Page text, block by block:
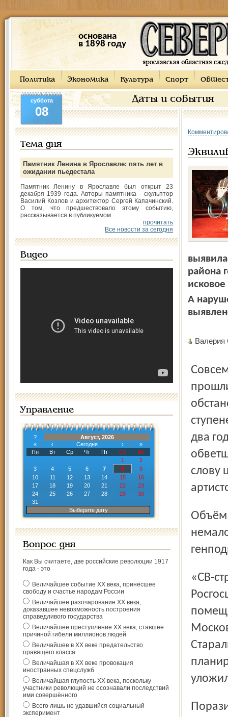
основана
в 1898 году
Политика Экономика Культура Спорт
Даты и события
суббота
08
Тема дня
Памятник Ленина в Ярославле: пять лет в
ожидании пьедестала
Памятник Ленину в Ярославле был открыт 23
декабря 1939 года. Авторы памятника - скульптор
Василий Козлов и архитектор Сергей Капачинский.
О том, что предшествовало этому событию,
рассказывается в публикуемом ...
прочитать
Все новости за сегодня
Видео
Управление
?
Август, 2026
«
‹ Сегодня ›
»
Пн
Вт Ср Чт Пт Сб
Вс
1
2
3
4 5 6 7 8
9
10
11 12 13 14 15
16
17
18 19 20 21 22
23
24
25 26 27 28 29
30
31
Выберите дату
Вопрос дня
Как Вы считаете, две российские революции 1917
года - это
Величайшее событие ХХ века, принёсшее
свободу и счастье народам России
Величайшее разочарование ХХ века,
доказавшее невозможность построения
справедливого государства
Величайшее преступление ХХ века, ставшее
причиной гибели миллионов людей
Величайшее в ХХ веке предательство
правящего класса
Величайшая в ХХ веке провокация
иностранных спецслужб
Величайшая глупость ХХ века, поскольку
участники революций не осознавали последствий
ими совершённого
Всего лишь не удавшийся социальный
эксперимент
района
А
Совсем недавно после двухлетней реконструкции в цирке
два
слову
Объём работ был большой, да и финансирование
«СВ-строй». Строители не первый раз сотрудничают с
Поразительно: представления начались в апреле 2011